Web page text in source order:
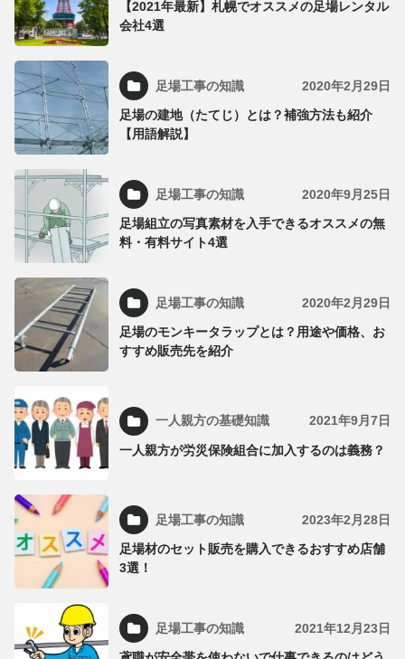
【2021年最新】札幌でオススメの足場レンタル
会社4選
足場工事の知識 2020年2月29日
足場の建地（たてじ）とは？補強方法も紹介
【用語解説】
足場工事の知識 2020年9月25日
足場組立の写真素材を入手できるオススメの無
料・有料サイト4選
足場工事の知識 2020年2月29日
足場のモンキータラップとは？用途や価格、お
すすめ販売先を紹介
一人親方の基礎知識 2021年9月7日
一人親方が労災保険組合に加入するのは義務？
足場工事の知識 2023年2月28日
足場材のセット販売を購入できるおすすめ店舗
3選！
足場工事の知識 2021年12月23日